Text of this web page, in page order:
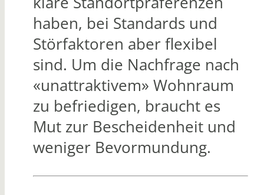
haben, bei Standards und
Störfaktoren aber flexibel
sind. Um die Nachfrage nach
«unattraktivem» Wohnraum
zu befriedigen, braucht es
Mut zur Bescheidenheit und
weniger Bevormundung.